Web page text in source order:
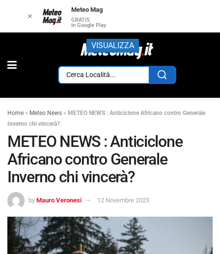
Home » Meteo News » METEO NEWS : Anticiclone Africano contro Generale
Inverno chi vincerà?
METEO NEWS : Anticiclone
Africano contro Generale
Inverno chi vincerà?
by Mauro Veronesi 12 Novembre 2023
✕
Meteo Mag
GRATIS
In Google Play
VISUALIZZA